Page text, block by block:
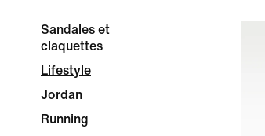
Sandales et
claquettes
Lifestyle
Jordan
Running